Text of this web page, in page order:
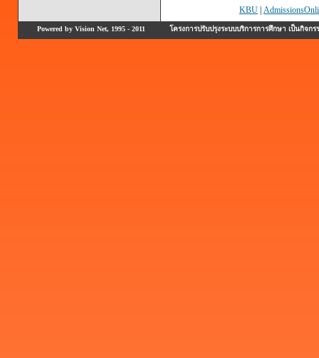
KBU
Powered by Vision Net, 1995 - 2011 โครงการปรับปรุงระบบบริการการศึกษา เป็นกิ